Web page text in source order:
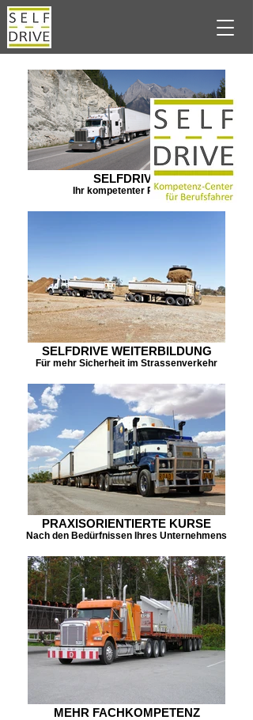
SELFDRIVE
Ihr kompetenter Partner
SELFDRIVE WEITERBILDUNG
Für mehr Sicherheit im Strassenverkehr
PRAXISORIENTIERTE KURSE
Nach den Bedürfnissen Ihres Unternehmens
MEHR FACHKOMPETENZ